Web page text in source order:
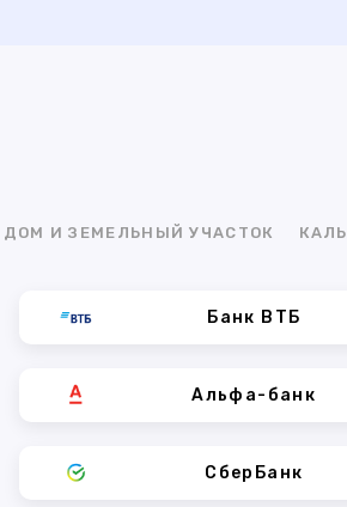
ДОМ И ЗЕМЕЛЬНЫЙ УЧАСТОК
Банк ВТБ
Альфа-банк
СберБанк